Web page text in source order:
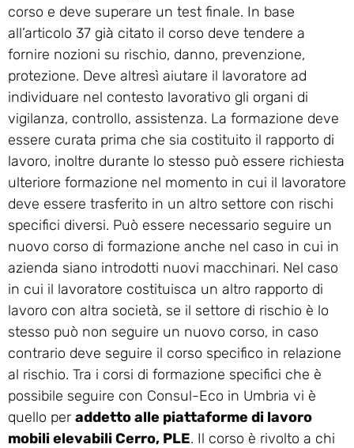
corso e deve superare un test finale. In base
all’articolo 37 già citato il corso deve tendere a
fornire nozioni su rischio, danno, prevenzione,
protezione. Deve altresì aiutare il lavoratore ad
individuare nel contesto lavorativo gli organi di
vigilanza, controllo, assistenza. La formazione deve
essere curata prima che sia costituito il rapporto di
lavoro, inoltre durante lo stesso può essere richiesta
ulteriore formazione nel momento in cui il lavoratore
deve essere trasferito in un altro settore con rischi
specifici diversi. Può essere necessario seguire un
nuovo corso di formazione anche nel caso in cui in
azienda siano introdotti nuovi macchinari. Nel caso
in cui il lavoratore costituisca un altro rapporto di
lavoro con altra società, se il settore di rischio è lo
stesso può non seguire un nuovo corso, in caso
contrario deve seguire il corso specifico in relazione
al rischio. Tra i corsi di formazione specifici che è
possibile seguire con Consul-Eco in Umbria vi è
quello per addetto alle piattaforme di lavoro
mobili elevabili Cerro, PLE. Il corso è rivolto a chi